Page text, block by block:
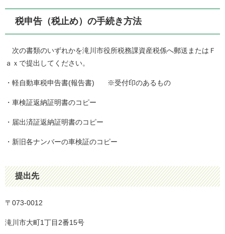
税申告（税止め）の手続き方法
次の書類のいずれかを滝川市役所税務課資産税係へ郵送またはＦ
ａｘで提出してください。
・軽自動車税申告書(報告書) ※受付印のあるもの
・車検証返納証明書のコピー
・届出済証返納証明書のコピー
・新旧各ナンバーの車検証のコピー
提出先
〒073-0012
滝川市大町1丁目2番15号